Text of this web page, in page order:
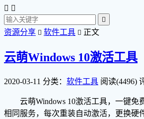
 

资源分享  软件工具  正文
云萌Windows 10激活工具
2020-03-11 分类： 软件工具 阅读(4496)
云萌Windows 10激活工具，一键免
相同服务，每次重装自动激活，更换硬